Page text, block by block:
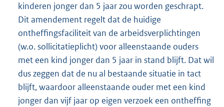
kinderen jonger dan 5 jaar zou worden geschrapt.
Dit amendement regelt dat de huidige
ontheffingsfaciliteit van de arbeidsverplichtingen
(w.o. sollicitatieplicht) voor alleenstaande ouders
met een kind jonger dan 5 jaar in stand blijft. Dat wil
dus zeggen dat de nu al bestaande situatie in tact
blijft, waardoor alleenstaande ouder met een kind
jonger dan vijf jaar op eigen verzoek een ontheffing